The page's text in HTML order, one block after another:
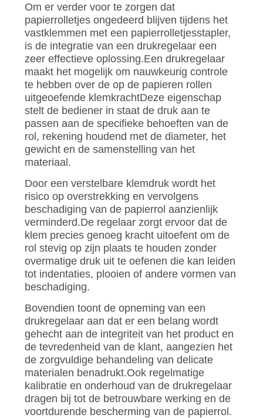
VERZOEK
OM EEN
CITAAT
SITEMAP
PRIVACY
POLICY
Om er verder voor te zorgen dat
papierrolletjes ongedeerd blijven tijdens het
vastklemmen met een papierrolletjesstapler,
is de integratie van een drukregelaar een
zeer effectieve oplossing.Een drukregelaar
maakt het mogelijk om nauwkeurig controle
te hebben over de op de papieren rollen
uitgeoefende klemkrachtDeze eigenschap
stelt de bediener in staat de druk aan te
passen aan de specifieke behoeften van de
rol, rekening houdend met de diameter, het
gewicht en de samenstelling van het
materiaal.
Door een verstelbare klemdruk wordt het
risico op overstrekking en vervolgens
beschadiging van de papierrol aanzienlijk
verminderd.De regelaar zorgt ervoor dat de
klem precies genoeg kracht uitoefent om de
rol stevig op zijn plaats te houden zonder
overmatige druk uit te oefenen die kan leiden
tot indentaties, plooien of andere vormen van
beschadiging.
Bovendien toont de opneming van een
drukregelaar aan dat er een belang wordt
gehecht aan de integriteit van het product en
de tevredenheid van de klant, aangezien het
de zorgvuldige behandeling van delicate
materialen benadrukt.Ook regelmatige
kalibratie en onderhoud van de drukregelaar
dragen bij tot de betrouwbare werking en de
voortdurende bescherming van de papierrol.